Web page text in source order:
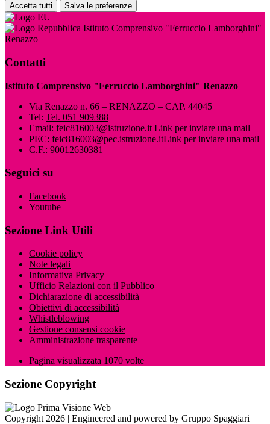
Accetta tutti Salva le preferenze
Istituto Comprensivo "Ferruccio Lamborghini"
Renazzo
Contatti
Istituto Comprensivo "Ferruccio Lamborghini" Renazzo
Via Renazzo n. 66 – RENAZZO – CAP. 44045
Tel: Tel. 051 909388
Email: feic816003@istruzione.it Link per inviare una mail
PEC: feic816003@pec.istruzione.itLink per inviare una mail
C.F.: 90012630381
Seguici su
Facebook
Youtube
Sezione Link Utili
Cookie policy
Note legali
Informativa Privacy
Ufficio Relazioni con il Pubblico
Dichiarazione di accessibilità
Obiettivi di accessibilità
Whistleblowing
Gestione consensi cookie
Amministrazione trasparente
Pagina visualizzata 1070 volte
Sezione Copyright
Copyright 2026 | Engineered and powered by Gruppo Spaggiari